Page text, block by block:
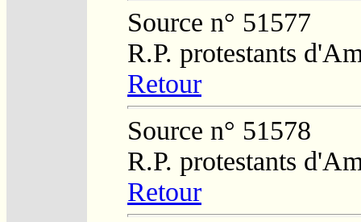
Source n° 51577
R.P. protestants
Retour
Source n° 51578
R.P. protestants
Retour